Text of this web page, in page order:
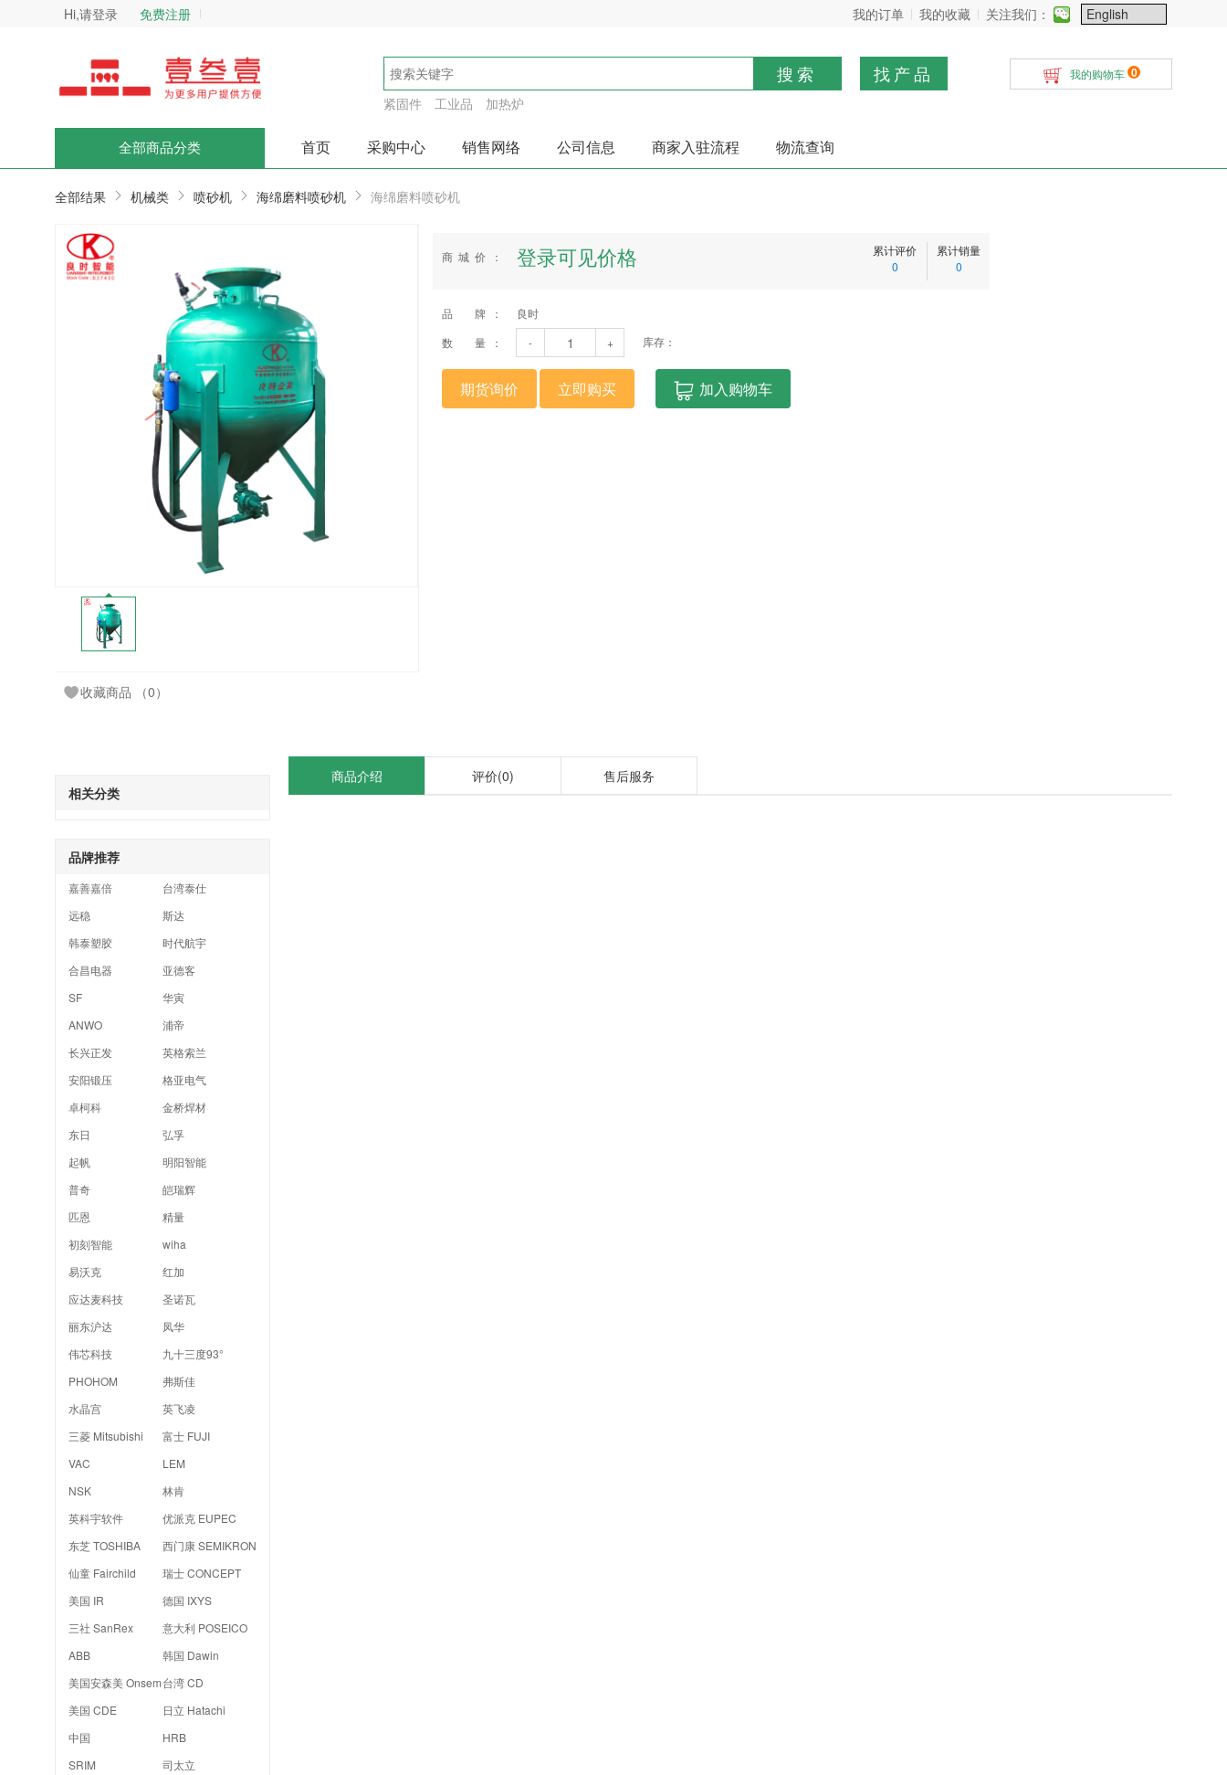
Hi,请登录 免费注册 我的订单 我的收藏 关注我们：
搜索 找产品
紧固件 工业品 加热炉
我的购物车 0
全部商品分类 首页 采购中心 销售网络 公司信息 商家入驻流程 物流查询
全部结果 机械类 喷砂机 海绵磨料喷砂机 海绵磨料喷砂机
收藏商品 （0）
商城价： 登录可见价格
累计评价
0
累计销量
0
品 牌：
良时
数 量：
- + 库存：
期货询价 立即购买 加入购物车
相关分类
品牌推荐
嘉善嘉倍
台湾泰仕
远稳
斯达
韩泰塑胶
时代航宇
合昌电器
亚德客
SF
华寅
ANWO
浦帝
长兴正发
英格索兰
安阳锻压
格亚电气
卓柯科
金桥焊材
东日
弘孚
起帆
明阳智能
普奇
皑瑞辉
匹恩
精量
初刻智能
wiha
易沃克
红加
应达麦科技
圣诺瓦
丽东沪达
凤华
伟芯科技
九十三度93°
PHOHOM
弗斯佳
水晶宫
英飞凌
三菱 Mitsubishi
富士 FUJI
VAC
LEM
NSK
林肯
英科宇软件
优派克 EUPEC
东芝 TOSHIBA
西门康 SEMIKRON
仙童 Fairchild
瑞士 CONCEPT
美国 IR
德国 IXYS
三社 SanRex
意大利 POSEICO
ABB
韩国 Dawin
美国安森美 Onsem台湾 CD
美国 CDE
日立 Hatachi
中国
HRB
SRIM
司太立
商品介绍 评价(0) 售后服务